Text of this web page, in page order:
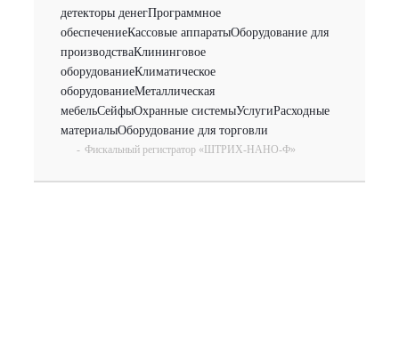
детекторы денегПрограммное
обеспечениеКассовые аппаратыОборудование для
производстваКлининговое
оборудованиеКлиматическое
оборудованиеМеталлическая
мебельСейфыОхранные системыУслугиРасходные
материалыОборудование для торговли
- Фискальный регистратор «ШТРИХ-НАНО-Ф»